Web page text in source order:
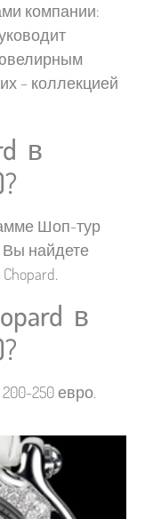
компании:
– коллекцией
в
Шоп-тур
найдете
в
250 евро.